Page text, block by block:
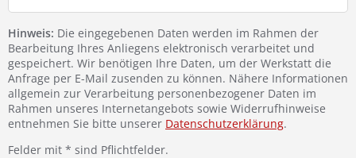
Hinweis: Die eingegebenen Daten werden im Rahmen der
Bearbeitung Ihres Anliegens elektronisch verarbeitet und
gespeichert. Wir benötigen Ihre Daten, um der Werkstatt die
Anfrage per E-Mail zusenden zu können. Nähere Informationen
allgemein zur Verarbeitung personenbezogener Daten im
Rahmen unseres Internetangebots sowie Widerrufhinweise
entnehmen Sie bitte unserer Datenschutzerklärung.
Felder mit * sind Pflichtfelder.